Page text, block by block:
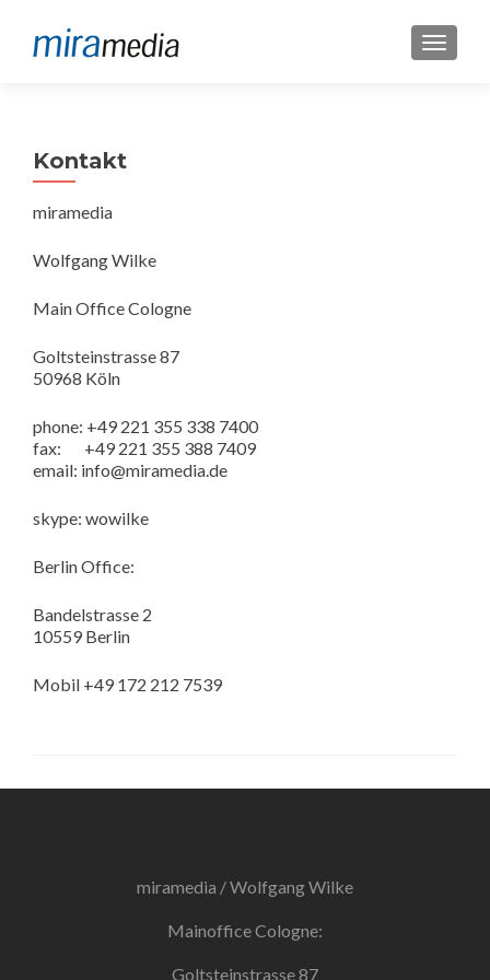
Kontakt
miramedia
Wolfgang Wilke
Main Office Cologne
Goltsteinstrasse 87
50968 Köln
phone: +49 221 355 338 7400
fax: +49 221 355 388 7409
email: info@miramedia.de
skype: wowilke
Berlin Office:
Bandelstrasse 2
10559 Berlin
Mobil +49 172 212 7539
miramedia / Wolfgang Wilke
Mainoffice Cologne:
Goltsteinstrasse 87